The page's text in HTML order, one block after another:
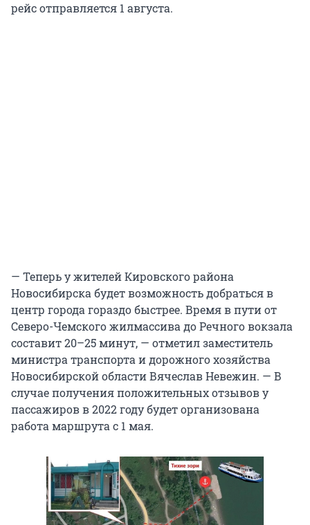
рейс отправляется 1 августа.
— Теперь у жителей Кировского района
Новосибирска будет возможность добраться в
центр города гораздо быстрее. Время в пути от
Северо-Чемского жилмассива до Речного вокзала
составит 20–25 минут, — отметил заместитель
министра транспорта и дорожного хозяйства
Новосибирской области Вячеслав Невежин. — В
случае получения положительных отзывов у
пассажиров в 2022 году будет организована
работа маршрута с 1 мая.